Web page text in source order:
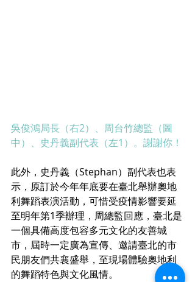
吳俊鴻局長（右2）、周台竹總監（圖
中）、史丹義副代表（左1）。謝謝你！
此外，史丹義（Stephan）副代表也表
示，原訂於今年年底要在臺北舉辦奧地
利舞蹈表演活動，可惜受疫情影響要延
至明年第1季辦理，周總監回應，臺北是
一個具備高度包容多元文化的友善城
市，屆時一定廣為宣傳、邀請臺北的市
民朋友們共襄盛舉，至現場體驗奧地利
的舞蹈特色與文化風情。